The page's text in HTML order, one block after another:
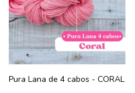
Pura Lana de 4 cabos - CORAL